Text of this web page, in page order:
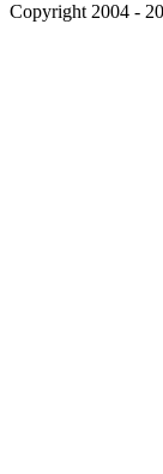
Copyright 2004 -